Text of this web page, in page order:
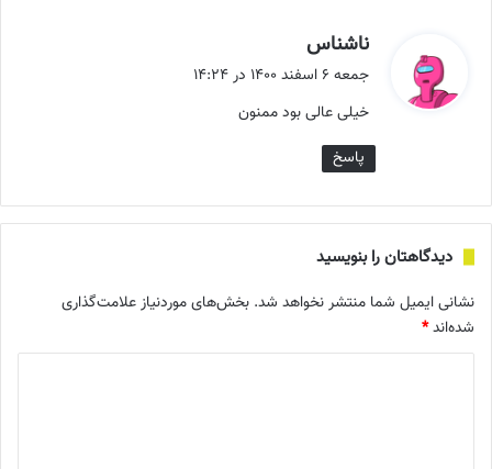
ناشناس
ف
:
جمعه ۶ اسفند ۱۴۰۰ در ۱۴:۲۴
خیلی عالی بود ممنون
پاسخ
دیدگاهتان را بنویسید
نشانی ایمیل شما منتشر نخواهد شد. بخش‌های موردنیاز علامت‌گذاری
شده‌اند*